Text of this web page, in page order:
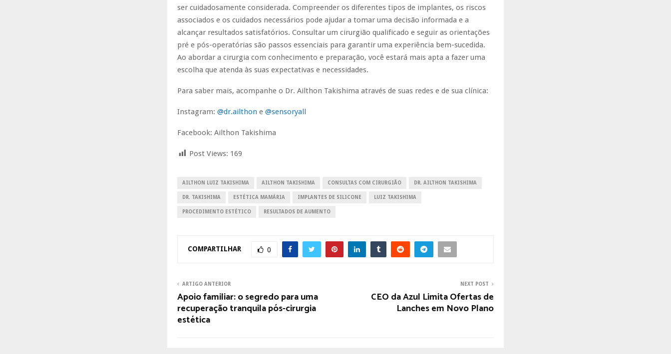
ser cuidadosamente considerada. Compreender os diferentes tipos de implantes, os riscos
associados e os cuidados necessários pode ajudar a tomar uma decisão informada e a
alcançar resultados satisfatórios. Consultar um cirurgião qualificado e seguir as orientações
pré e pós-operatórias são passos essenciais para garantir uma experiência bem-sucedida.
Ao abordar a cirurgia com conhecimento e preparação, você estará mais apta a fazer uma
escolha que atenda às suas expectativas e necessidades.
Para saber mais, acompanhe o Dr. Ailthon Takishima através de suas redes e de sua clínica:
Instagram: @dr.ailthon e @sensoryall
Facebook: Ailthon Takishima
Post Views: 169
AILTHON LUIZ TAKISHIMA AILTHON TAKISHIMA CONSULTAS COM CIRURGIÃO DR. AILTHON TAKISHIMA
DR. TAKISHIMA ESTÉTICA MAMÁRIA IMPLANTES DE SILICONE LUIZ TAKISHIMA
PROCEDIMENTO ESTÉTICO RESULTADOS DE AUMENTO
COMPARTILHAR 0
ARTIGO ANTERIOR
Apoio familiar: o segredo para uma
recuperação tranquila pós-cirurgia
estética
NEXT POST
CEO da Azul Limita Ofertas de
Lanches em Novo Plano